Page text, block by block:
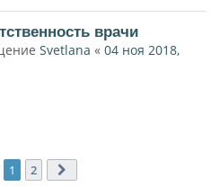
врачи
Svetlana « 04 ноя 2018,
1 2